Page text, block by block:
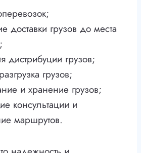
доставки грузов до места
дистрибуции грузов;
грузов;
и хранение грузов;
консультации и
маршрутов.